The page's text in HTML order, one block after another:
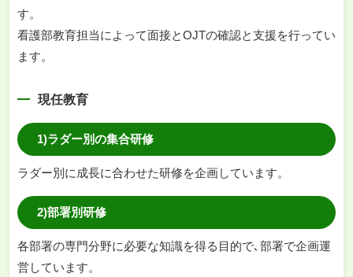
す。
看護部教育担当によって面接とOJTの確認と支援を行ってい
ます。
現任教育
1)ラダー別の集合研修
ラダー別に成長に合わせた研修を企画しています。
2)部署別研修
各部署の専門分野に必要な知識を得る目的で､部署で企画運
営しています。